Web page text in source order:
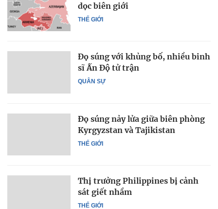
THẾ GIỚI
dọc biên giới
QUÂN SỰ
Đọ súng với khủng bố, nhiều binh
sĩ Ấn Độ tử trận
THẾ GIỚI
Đọ súng nảy lửa giữa biên phòng
Kyrgyzstan và Tajikistan
THẾ GIỚI
Thị trưởng Philippines bị cảnh
sát giết nhầm